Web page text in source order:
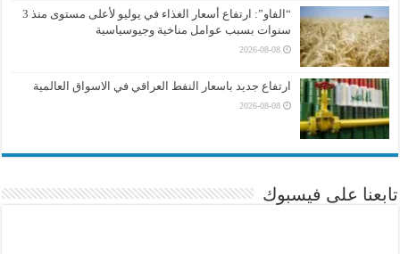
“الفاو”: ارتفاع أسعار الغذاء في يوليو لأعلى مستوى منذ 3
سنوات بسبب عوامل مناخية وجيوسياسية
2026-08-08
ارتفاع جديد باسعار النفط العراقي في الاسواق العالمية
2026-08-08
تابعنا على فيسبوك